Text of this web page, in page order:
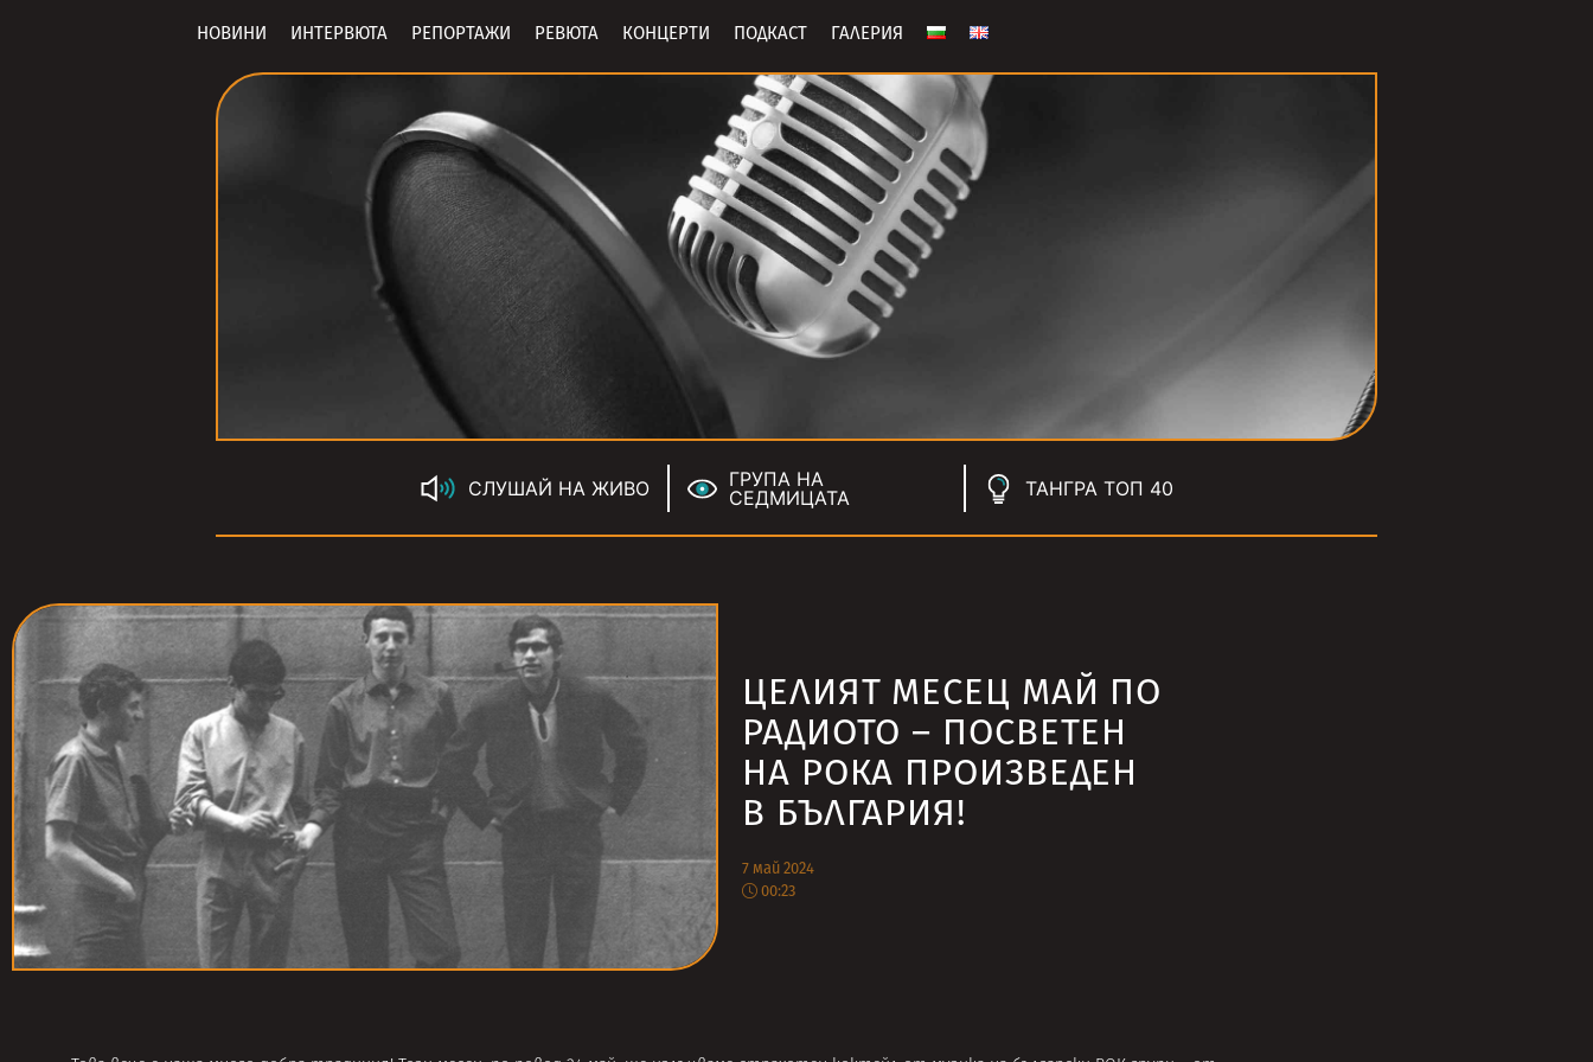
НОВИНИ ИНТЕРВЮТА РЕПОРТАЖИ РЕВЮТА КОНЦЕРТИ ПОДКАСТ ГАЛЕРИЯ
СЛУШАЙ НА ЖИВО
ГРУПА НА
СЕДМИЦАТА
ТАНГРА ТОП 40
ЦЕЛИЯТ МЕСЕЦ МАЙ ПО
РАДИОТО – ПОСВЕТЕН
НА РОКА ПРОИЗВЕДЕН
В БЪЛГАРИЯ!
7 май 2024
00:23